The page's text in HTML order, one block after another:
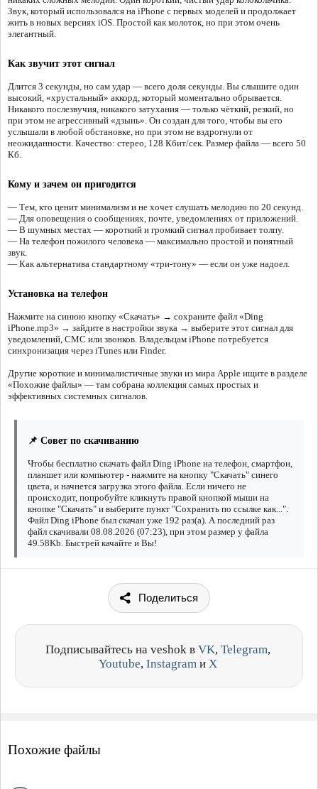
Звук, который использовался на iPhone с первых моделей и продолжает
жить в новых версиях iOS. Простой как молоток, но при этом очень
элегантный.
Как звучит этот сигнал
Длится 3 секунды, но сам удар — всего доля секунды. Вы слышите один
высокий, «хрустальный» аккорд, который моментально обрывается.
Никакого послезвучия, никакого затухания — только чёткий, резкий, но
при этом не агрессивный «дзынь». Он создан для того, чтобы вы его
услышали в любой обстановке, но при этом не вздрогнули от
неожиданности. Качество: стерео, 128 Кбит/сек. Размер файла — всего 50
Кб.
Кому и зачем он пригодится
— Тем, кто ценит минимализм и не хочет слушать мелодию по 20 секунд.
— Для оповещения о сообщениях, почте, уведомлениях от приложений.
— В шумных местах — короткий и громкий сигнал пробивает толпу.
— На телефон пожилого человека — максимально простой и понятный
звук.
— Как альтернатива стандартному «три-тону» — если он уже надоел.
Установка на телефон
Нажмите на синюю кнопку «Скачать» → сохраните файл «Ding
iPhone.mp3» → зайдите в настройки звука → выберите этот сигнал для
уведомлений, СМС или звонков. Владельцам iPhone потребуется
синхронизация через iTunes или Finder.
Другие короткие и минималистичные звуки из мира Apple ищите в разделе
«Похожие файлы» — там собрана коллекция самых простых и
эффективных системных сигналов.
📌 Совет по скачиванию
Чтобы бесплатно скачать файл Ding iPhone на телефон, смартфон,
планшет или компьютер - нажмите на кнопку "Скачать" синего
цвета, и начнется загрузка этого файла. Если ничего не
происходит, попробуйте кликнуть правой кнопкой мыши на
кнопке "Скачать" и выберите пункт "Сохранить по ссылке как...".
Файл Ding iPhone был скачан уже 192 раз(а). А последний раз
файл скачивали 08.08.2026 (07:23), при этом размер у файла
49.58Kb. Быстрей качайте и Вы!
Поделиться
Подписывайтесь на veshok в VK, Telegram,
Youtube, Instagram и X
Похожие файлы